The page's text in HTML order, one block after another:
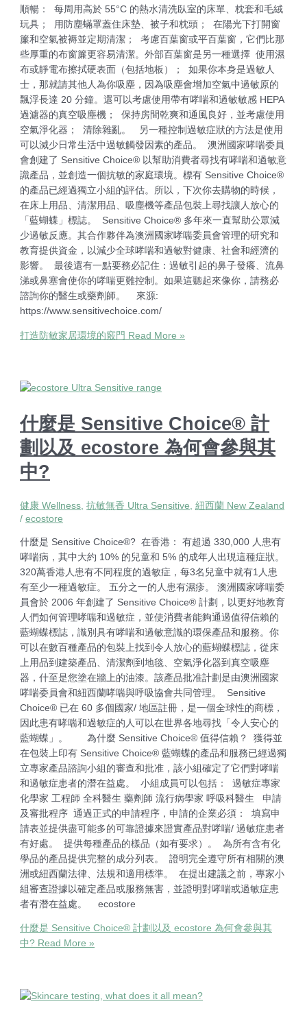
順暢： 每周用高於 55°C 的熱水清洗臥室的床單、枕套和毛絨
玩具； 用防塵蟎罩蓋住床墊、被子和枕頭； 在陽光下打開窗
簾和空氣被褥並定期清潔； 考慮百葉窗或平百葉窗，它們比那
些厚重的布窗簾更容易清潔。外部百葉窗是另一種選擇 使用濕
布或靜電布擦拭硬表面（包括地板）； 如果你本身是過敏人
士，那就請其他人為你吸塵，因為吸塵會增加空氣中過敏原的
飄浮長達 20 分鐘。還可以考慮使用帶有哮喘和過敏敏感 HEPA
過濾器的真空吸塵機； 保持房間乾爽和通風良好，並考慮使用
空氣淨化器； 清除雜亂。 另一種控制過敏症狀的方法是使用
可以減少日常生活中過敏觸發因素的產品。 澳洲國家哮喘委員
會創建了 Sensitive Choice® 以幫助消費者尋找有哮喘和過敏意
識產品，並創造一個抗敏的家庭環境。標有 Sensitive Choice®
的產品已經過獨立小組的評估。所以，下次你去購物的時候，
在床上用品、清潔用品、吸塵機等產品包裝上尋找讓人放心的
「藍蝴蝶」標誌。 Sensitive Choice® 多年來一直幫助公眾減
少過敏反應。其合作夥伴為澳洲國家哮喘委員會管理的研究和
教育提供資金，以減少全球哮喘和過敏對健康、社會和經濟的
影響。 最後還有一點要務必記住：過敏引起的鼻子發癢、流鼻
涕或鼻塞會使你的哮喘更難控制。如果這聽起來像你，請務必
諮詢你的醫生或藥劑師。 來源:
https://www.sensitivechoice.com/
打造防敏家居環境的竅門 Read More »
什麼是 Sensitive Choice® 計
劃以及 ecostore 為何會參與其
中?
健康 Wellness ,抗敏無香 Ultra Sensitive ,紐西蘭 New Zealand
/ecostore
什麼是 Sensitive Choice®? 在香港： 有超過 330,000 人患有
哮喘病，其中大約 10% 的兒童和 5% 的成年人出現這種症狀。
320萬香港人患有不同程度的過敏症，每3名兒童中就有1人患
有至少一種過敏症。 五分之一的人患有濕疹。 澳洲國家哮喘委
員會於 2006 年創建了 Sensitive Choice® 計劃，以更好地教育
人們如何管理哮喘和過敏症，並使消費者能夠通過值得信賴的
藍蝴蝶標誌，識別具有哮喘和過敏意識的環保產品和服務。你
可以在數百種產品的包裝上找到令人放心的藍蝴蝶標誌，從床
上用品到建築產品、清潔劑到地毯、空氣淨化器到真空吸塵
器，什至是您塗在牆上的油漆。該產品批准計劃是由澳洲國家
哮喘委員會和紐西蘭哮喘與呼吸協會共同管理。 Sensitive
Choice® 已在 60 多個國家/ 地區註冊，是一個全球性的商標，
因此患有哮喘和過敏症的人可以在世界各地尋找「令人安心的
藍蝴蝶」。 為什麼 Sensitive Choice® 值得信賴？ 獲得並
在包裝上印有 Sensitive Choice® 藍蝴蝶的產品和服務已經過獨
立專家產品諮詢小組的審查和批准，該小組確定了它們對哮喘
和過敏症患者的潛在益處。 小組成員可以包括： 過敏症專家
化學家 工程師 全科醫生 藥劑師 流行病學家 呼吸科醫生 申請
及審批程序 通過正式的申請程序，申請的企業必須： 填寫申
請表並提供盡可能多的可靠證據來證實產品對哮喘/ 過敏症患者
有好處。 提供每種產品的樣品（如有要求）。 為所有含有化
學品的產品提供完整的成分列表。 證明完全遵守所有相關的澳
洲或紐西蘭法律、法規和適用標準。 在提出建議之前，專家小
組審查證據以確定產品或服務無害，並證明對哮喘或過敏症患
者有潛在益處。 ecostore
什麼是 Sensitive Choice® 計劃以及 ecostore 為何會參與其
中? Read More »